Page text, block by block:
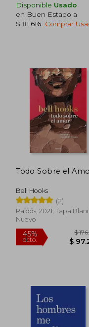
45%
dcto.
$
$
Disponible Usado
en Buen Estado a
$ 81.616 Comprar
Todo Sobre el
Bell Hooks
(2)
Paidós, 2021, Tapa
Nuevo